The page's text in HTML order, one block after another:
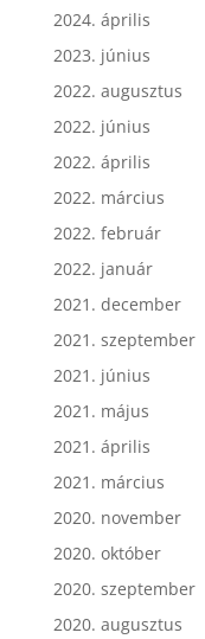
2024. április
2023. június
2022. augusztus
2022. június
2022. április
2022. március
2022. február
2022. január
2021. december
2021. szeptember
2021. június
2021. május
2021. április
2021. március
2020. november
2020. október
2020. szeptember
2020. augusztus